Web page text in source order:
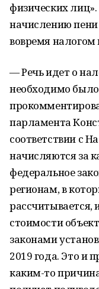
физических
начислению пени
вовремя
— Речь идет о
необходимо было
парламента
соответствии с
начисляются за
федеральное
регионам, в
рассчитывается,
стоимости
законами
2019 года. Это и
каким-то